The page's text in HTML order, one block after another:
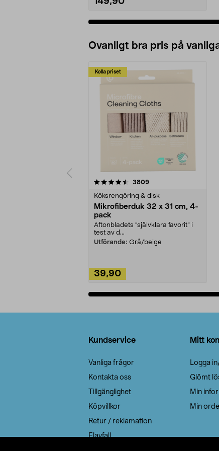
Ovanligt bra pris på
Kolla priset
3809recensioner
Köksrengöring & disk
Mikrofiberduk 32 x 31 cm, 4-
pack
Aftonbladets "självklara favorit” i
test av d...
Utförande: Grå/beige
39,90
4.0av 5 stjärnor
Kundservice
Vanliga frågor
Kontakta oss
Tillgänglighet
Köpvillkor
Retur / reklamation
Elavfall
Mitt
Logga
Glömt
Min
Min